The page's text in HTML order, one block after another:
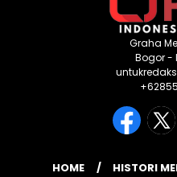
Graha
Bogor -
HOME HISTORI